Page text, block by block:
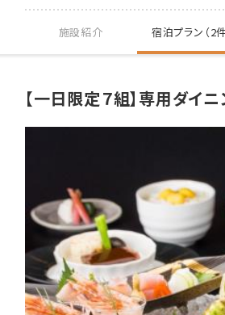
施設紹介 宿泊プラン（2件
【一日限定７組】専用ダイ